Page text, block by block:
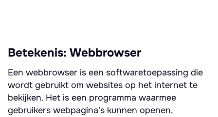
Betekenis: Webbrowser
Een webbrowser is een softwaretoepassing die
wordt gebruikt om websites op het internet te
bekijken. Het is een programma waarmee
gebruikers webpagina's kunnen openen,